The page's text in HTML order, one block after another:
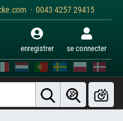
· 0043 4257 29415
enregistrer se connecter